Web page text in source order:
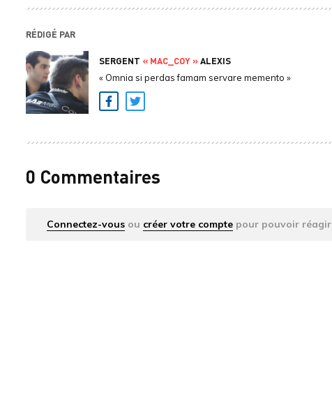
RÉDIGÉ PAR
SERGENT « MAC_COY »ALEXIS
« Omnia si perdas famam servare memento »
Facebook
Twitter
0 Commentaires
Connectez-vous ou créer votre compte pour pouvoir réagir